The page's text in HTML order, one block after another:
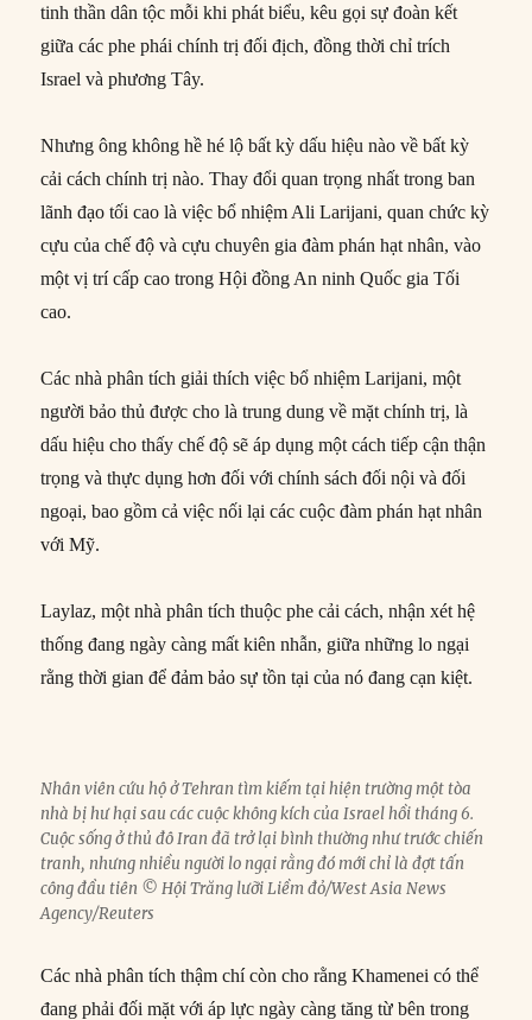
tinh thần dân tộc mỗi khi phát biểu, kêu gọi sự đoàn kết
giữa các phe phái chính trị đối địch, đồng thời chỉ trích
Israel và phương Tây.
Nhưng ông không hề hé lộ bất kỳ dấu hiệu nào về bất kỳ
cải cách chính trị nào. Thay đổi quan trọng nhất trong ban
lãnh đạo tối cao là việc bổ nhiệm Ali Larijani, quan chức kỳ
cựu của chế độ và cựu chuyên gia đàm phán hạt nhân, vào
một vị trí cấp cao trong Hội đồng An ninh Quốc gia Tối
cao.
Các nhà phân tích giải thích việc bổ nhiệm Larijani, một
người bảo thủ được cho là trung dung về mặt chính trị, là
dấu hiệu cho thấy chế độ sẽ áp dụng một cách tiếp cận thận
trọng và thực dụng hơn đối với chính sách đối nội và đối
ngoại, bao gồm cả việc nối lại các cuộc đàm phán hạt nhân
với Mỹ.
Laylaz, một nhà phân tích thuộc phe cải cách, nhận xét hệ
thống đang ngày càng mất kiên nhẫn, giữa những lo ngại
rằng thời gian để đảm bảo sự tồn tại của nó đang cạn kiệt.
Nhân viên cứu hộ ở Tehran tìm kiếm tại hiện trường một tòa
nhà bị hư hại sau các cuộc không kích của Israel hồi tháng 6.
Cuộc sống ở thủ đô Iran đã trở lại bình thường như trước chiến
tranh, nhưng nhiều người lo ngại rằng đó mới chỉ là đợt tấn
công đầu tiên © Hội Trăng lưỡi Liềm đỏ/West Asia News
Agency/Reuters
Các nhà phân tích thậm chí còn cho rằng Khamenei có thể
đang phải đối mặt với áp lực ngày càng tăng từ bên trong